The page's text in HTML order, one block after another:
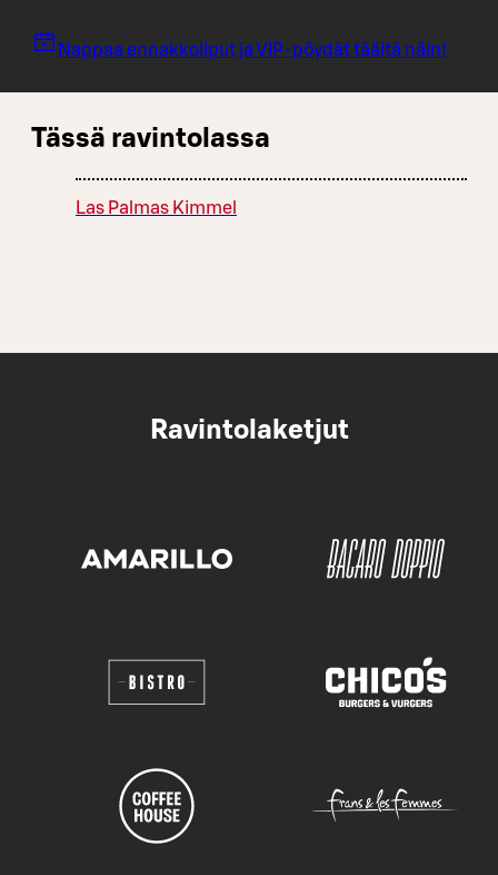
Nappaa ennakkoliput ja VIP-pöydät täältä näin!
Tässä ravintolassa
Las Palmas Kimmel
Ravintolaketjut